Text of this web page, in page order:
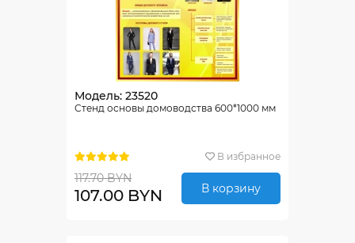
Модель: 23520
Стенд основы домоводства 600*1000 мм
В избранное
117.70 BYN
107.00 BYN В корзину